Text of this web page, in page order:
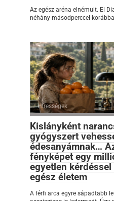
Az egész aréna elnémult. El
néhány másodperccel
Hírességek
Kislányként
gyógyszert
édesanyámnak…
fényképet egy
egyetlen
egész életem
A férfi arca egyre sápadtabb